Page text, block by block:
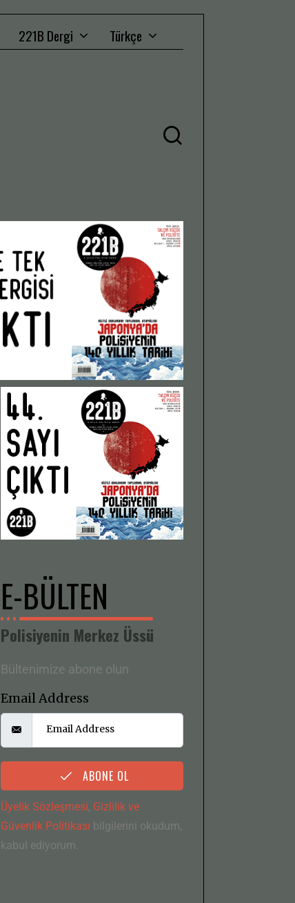
221B Dergi Türkçe
E-BÜLTEN
Polisiyenin Merkez Üssü
Bültenimize abone olun
Email Address
ABONE OL
Üyelik Sözleşmesi, Gizlilik ve
Güvenlik Politikası bilgilerini okudum,
kabul ediyorum.